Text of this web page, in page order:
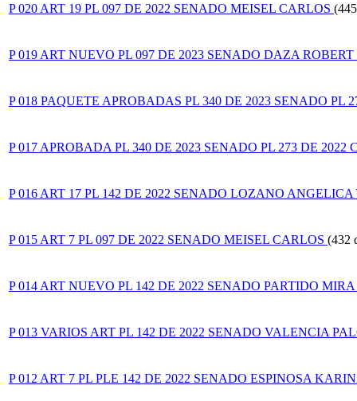
P 020 ART 19 PL 097 DE 2022 SENADO MEISEL CARLOS
P 019 ART NUEVO PL 097 DE 2023 SENADO DAZA ROBERT
P 018 PAQUETE APROBADAS PL 340 DE 2023 SENADO PL
P 017 APROBADA PL 340 DE 2023 SENADO PL 273 DE
P 016 ART 17 PL 142 DE 2022 SENADO LOZANO ANGELICA
P 015 ART 7 PL 097 DE 2022 SENADO MEISEL CARLOS (432
P 014 ART NUEVO PL 142 DE 2022 SENADO PARTIDO MIRA
P 013 VARIOS ART PL 142 DE 2022 SENADO VALENCIA
P 012 ART 7 PL PLE 142 DE 2022 SENADO ESPINOSA